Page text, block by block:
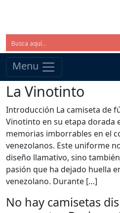
Menu
La Vinotinto
Introducción La camiseta de
Vinotinto en su etapa dorada
memorias imborrables en el
venezolanos. Este uniforme
diseño llamativo, sino
pasión que ha dejado huella
venezolano. Durante […]
No hay camisetas